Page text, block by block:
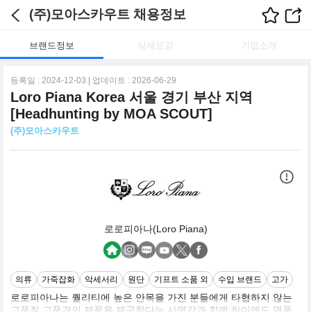
(주)모아스카우트 채용정보
브랜드정보 상세요강 기업소개
등록일 : 2024-12-03 | 업데이트 : 2026-06-29
Loro Piana Korea 서울 경기 부산 지역
[Headhunting by MOA SCOUT]
(주)모아스카우트
로로피아나(Loro Piana)
의류 가죽잡화 악세서리 원단 기프트 소품 외 수입 브랜드 고가
로로피아나는 퀄리티에 높은 안목을 가진 분들에게 타협하지 않는